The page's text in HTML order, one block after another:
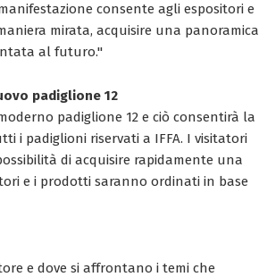
consente agli espositori e
mirata, acquisire una panoramica
al futuro."
padiglione 12
padiglione 12 e ciò consentirà la
i padiglioni riservati a IFFA. I visitatori
di acquisire rapidamente una
e i prodotti saranno ordinati in base
e dove si affrontano i temi che